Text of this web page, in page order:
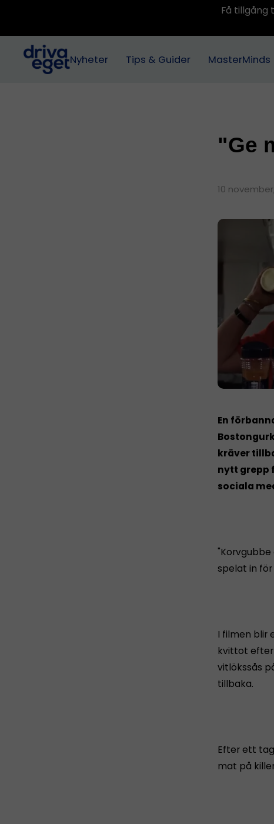
Få tillgång
Nyheter Tips & Guider MasterMinds
"Ge
10 november,
En
kräver
nytt grepp
sociala
spelat in
I filmen blir
kvittot efter
vitlökssås
tillbaka.
Efter ett
mat på